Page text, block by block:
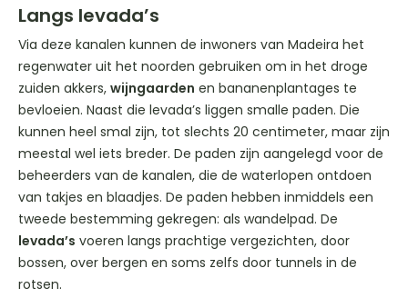
Langs levada’s
Via deze kanalen kunnen de inwoners van Madeira het
regenwater uit het noorden gebruiken om in het droge
zuiden akkers, wijngaarden en bananenplantages te
bevloeien. Naast die levada’s liggen smalle paden. Die
kunnen heel smal zijn, tot slechts 20 centimeter, maar zijn
meestal wel iets breder. De paden zijn aangelegd voor de
beheerders van de kanalen, die de waterlopen ontdoen
van takjes en blaadjes. De paden hebben inmiddels een
tweede bestemming gekregen: als wandelpad. De
levada’s voeren langs prachtige vergezichten, door
bossen, over bergen en soms zelfs door tunnels in de
rotsen.